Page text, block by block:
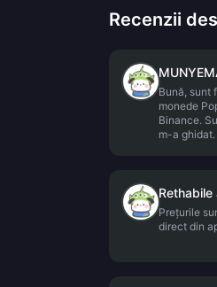
Recenzii
Bună, sunt
monede
Binance.
m-a
Rethabile
Prețurile
direct din